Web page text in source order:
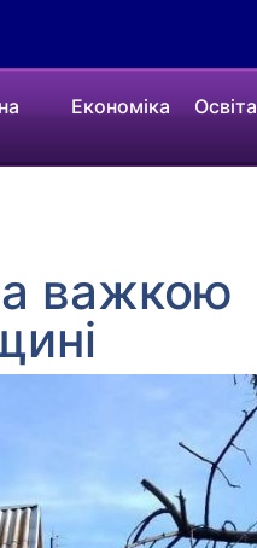
Економіка Освіта
важкою